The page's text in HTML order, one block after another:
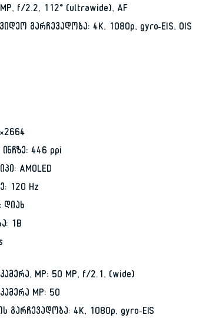
f/2.2, 112˚ (ultrawide), AF
გარჩევადობა: 4K, 1080p, gyro-EIS, OIS
446 ppi
AMOLED
120 Hz
დიახ
1B
MP: 50 MP, f/2.1, (wide)
MP: 50
გარჩევადობა: 4K, 1080p, gyro-EIS